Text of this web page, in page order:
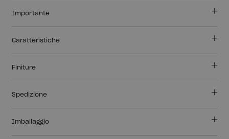
Importante
Caratteristiche
Finiture
Spedizione
Imballaggio